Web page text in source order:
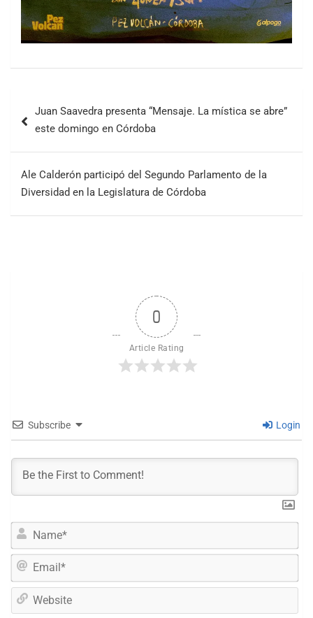
Juan Saavedra presenta “Mensaje. La mística se abre”
este domingo en Córdoba
Ale Calderón participó del Segundo Parlamento de la
Diversidad en la Legislatura de Córdoba
0
Article Rating
Subscribe Login
N
m
*
E
a
l